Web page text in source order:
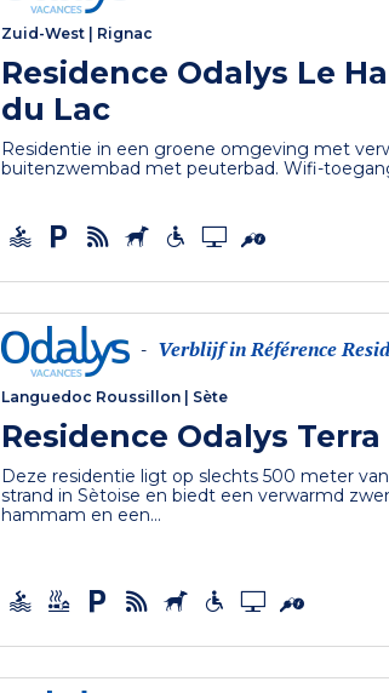
Zuid-West Rignac
Residence Odalys Le
du Lac
Residentie in een groene omgeving met
buitenzwembad met peuterbad. Wifi-
- Verblijf in Référence
Languedoc Roussillon Sète
Residence Odalys Terra
Deze residentie ligt op slechts 500 meter
strand in Sètoise en biedt een verwarmd
hammam en een...